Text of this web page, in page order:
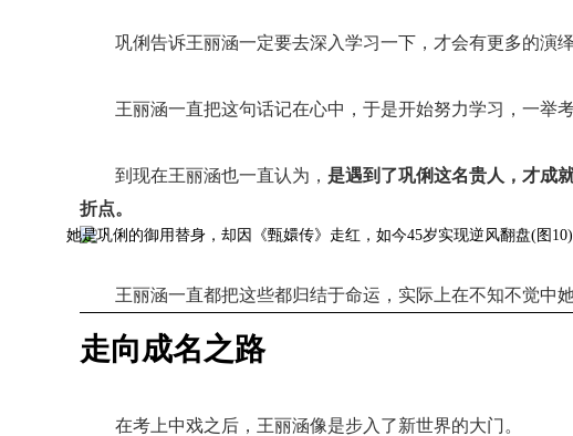
巩俐告诉王丽涵一定要去深入学习一下，才会有更多的演绎
王丽涵一直把这句话记在心中，于是开始努力学习，一举
到现在王丽涵也一直认为， 是遇到了巩俐这名贵人，才成
折点。
王丽涵一直都把这些都归结于命运，实际上在不知不觉中
走向成名之路
在考上中戏之后，王丽涵像是步入了新世界的大门。